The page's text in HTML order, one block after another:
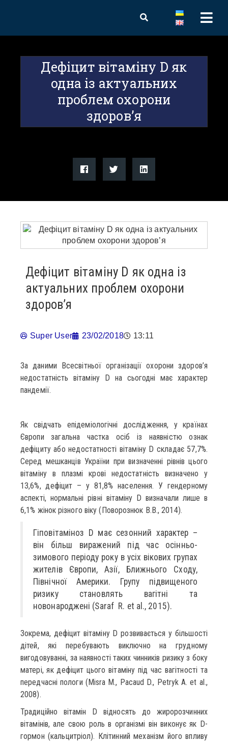
Дефіцит вітаміну D як
одна із актуальних
проблем охорони
здоров’я
Дефіцит вітаміну D як одна із
актуальних проблем охорони
здоров’я
Super User 23/02/2018 13:11
За даними Всесвітньої організації охорони здоров’я
недостатність вітаміну D на сьогодні має характер
пандемії.
Як свідчать епідеміологічні дослідження, у країнах
Європи загальна частка осіб із наявністю ознак
дефіциту або недостатності вітаміну D складає 57,7%.
Серед мешканців України при визначенні рівнів цього
вітаміну в плазмі крові недостатність визначено у
13,6%, дефіцит – у 81,8% населення. У гендерному
аспекті, нормальні рівні вітаміну D визначали лише в
6,1% жінок різного віку (Поворознюк В.В., 2014).
Гіповітаміноз D має сезонний характер –
він більш виражений під час осінньо-
зимового періоду року в усіх вікових групах
жителів Європи, Азії, Ближнього Сходу,
Північної Америки. Групу підвищеного
ризику становлять вагітні та
новонароджені (Saraf R. et al., 2015).
Зокрема, дефіцит вітаміну D розвивається у більшості
дітей, які перебувають виключно на грудному
вигодовуванні, за наявності таких чинників ризику з боку
матері, як дефіцит цього вітаміну під час вагітності та
передчасні пологи (Misra M., Pacaud D., Petryk A. et al.,
2008).
Традиційно вітамін D відносять до жиророзчинних
вітамінів, але свою роль в організмі він виконує як D-
гормон (кальцитріол). Клітинний механізм його впливу